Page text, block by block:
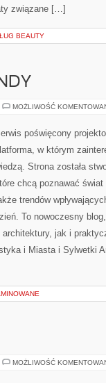
związane […]
BEAUTY
MOŻLIWOŚĆ
poświęcony
w którym
Strona została
chcą poznawać
trendów
To nowoczesny
jak i
i Miasta i Sylwetki
MOŻLIWOŚĆ